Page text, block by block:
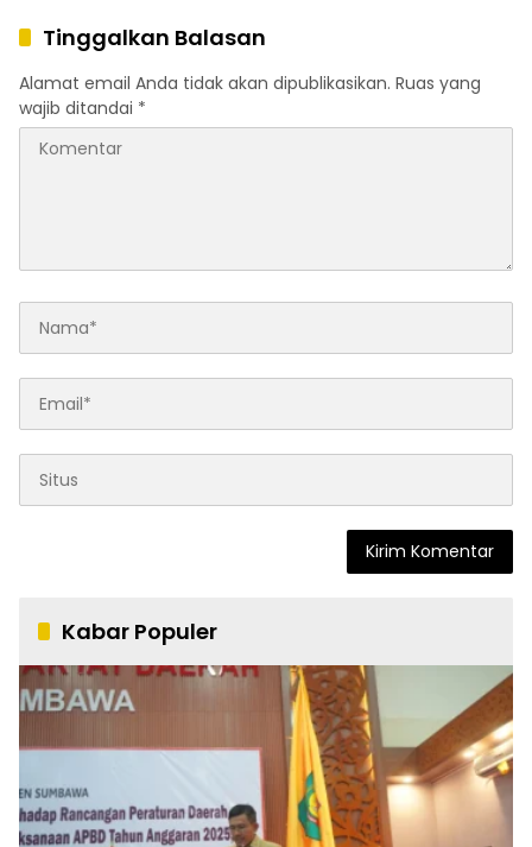
Tinggalkan Balasan
Alamat email Anda tidak akan dipublikasikan. Ruas yang
wajib ditandai *
Kabar Populer